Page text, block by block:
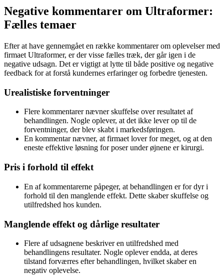
Negative kommentarer om Ultraformer:
Fælles temaer
Efter at have gennemgået en række kommentarer om oplevelser med
firmaet Ultraformer, er der visse fælles træk, der går igen i de
negative udsagn. Det er vigtigt at lytte til både positive og negative
feedback for at forstå kundernes erfaringer og forbedre tjenesten.
Urealistiske forventninger
Flere kommentarer nævner skuffelse over resultatet af
behandlingen. Nogle oplever, at det ikke lever op til de
forventninger, der blev skabt i markedsføringen.
En kommentar nævner, at firmaet lover for meget, og at den
eneste effektive løsning for poser under øjnene er kirurgi.
Pris i forhold til effekt
En af kommentarerne påpeger, at behandlingen er for dyr i
forhold til den manglende effekt. Dette skaber skuffelse og
utilfredshed hos kunden.
Manglende effekt og dårlige resultater
Flere af udsagnene beskriver en utilfredshed med
behandlingens resultater. Nogle oplever endda, at deres
tilstand forværres efter behandlingen, hvilket skaber en
negativ oplevelse.